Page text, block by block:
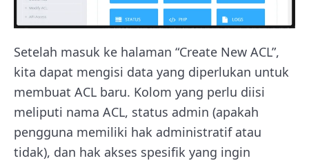
Setelah masuk ke halaman “Create New ACL”,
kita dapat mengisi data yang diperlukan untuk
membuat ACL baru. Kolom yang perlu diisi
meliputi nama ACL, status admin (apakah
pengguna memiliki hak administratif atau
tidak), dan hak akses spesifik yang ingin